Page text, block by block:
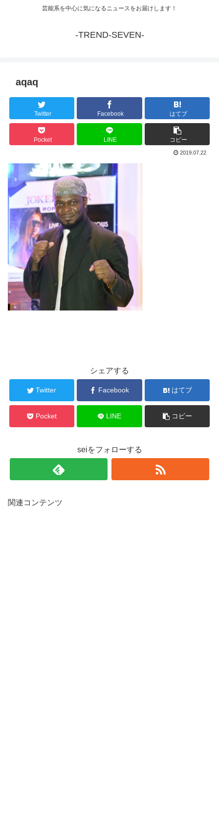
芸能系を中心に気になるニュースをお届けします！
-TREND-SEVEN-
aqaq
Twitter Facebook はてブ
Pocket LINE コピー
2019.07.22
シェアする
Twitter Facebook はてブ
Pocket LINE コピー
seiをフォローする
関連コンテンツ